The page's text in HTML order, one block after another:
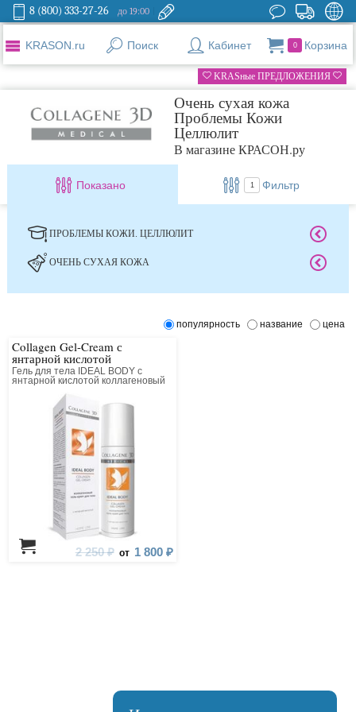
8 (800) 333-27-26 до 19:00
KRASON.ru Поиск Кабинет 0 Корзина
KRASные ПРЕДЛОЖЕНИЯ
Очень сухая кожа
Проблемы Кожи
Целлюлит
В магазине КРАСОН.ру
Показано 1 Фильтр
ПРОБЛЕМЫ КОЖИ. ЦЕЛЛЮЛИТ
ОЧЕНЬ СУХАЯ КОЖА
популярность название цена
Collagen Gel-Cream с
янтарной кислотой
Гель для тела IDEAL BODY с
янтарной кислотой коллагеновый
2 250 ₽ от 1 800 ₽